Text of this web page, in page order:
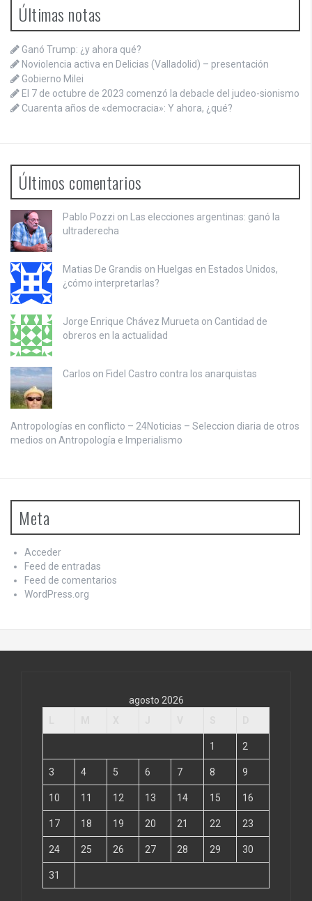
Últimas notas
Ganó Trump: ¿y ahora qué?
Noviolencia activa en Delicias (Valladolid) – presentación
Gobierno Milei
El 7 de octubre de 2023 comenzó la debacle del judeo-sionismo
Cuarenta años de «democracia»: Y ahora, ¿qué?
Últimos comentarios
Pablo Pozzi on
Las elecciones argentinas: ganó la
ultraderecha
Matias De Grandis on Huelgas en Estados Unidos,
¿cómo interpretarlas?
Jorge Enrique Chávez Murueta on Cantidad de
obreros en la actualidad
Carlos on Fidel Castro contra los anarquistas
Antropologías en conflicto – 24Noticias – Seleccion diaria de otros
medios on Antropología e Imperialismo
Meta
Acceder
Feed de entradas
Feed de comentarios
WordPress.org
agosto 2026
1 2
3 4 5 6 7 8 9
10 11 12 13 14 15 16
17 18 19 20 21 22 23
24 25 26 27 28 29 30
31